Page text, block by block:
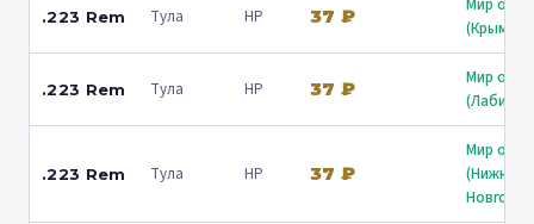
.223 Rem Тула HP 37 ₽
Мир
(Крымск)
.223 Rem Тула HP 37 ₽
Мир
.223 Rem Тула HP 37 ₽
Мир
(Нижний